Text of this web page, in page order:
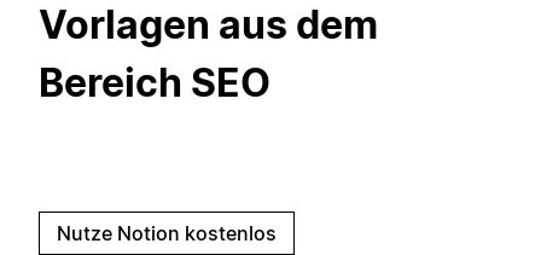
Vorlagen aus dem
Bereich SEO
Nutze Notion kostenlos